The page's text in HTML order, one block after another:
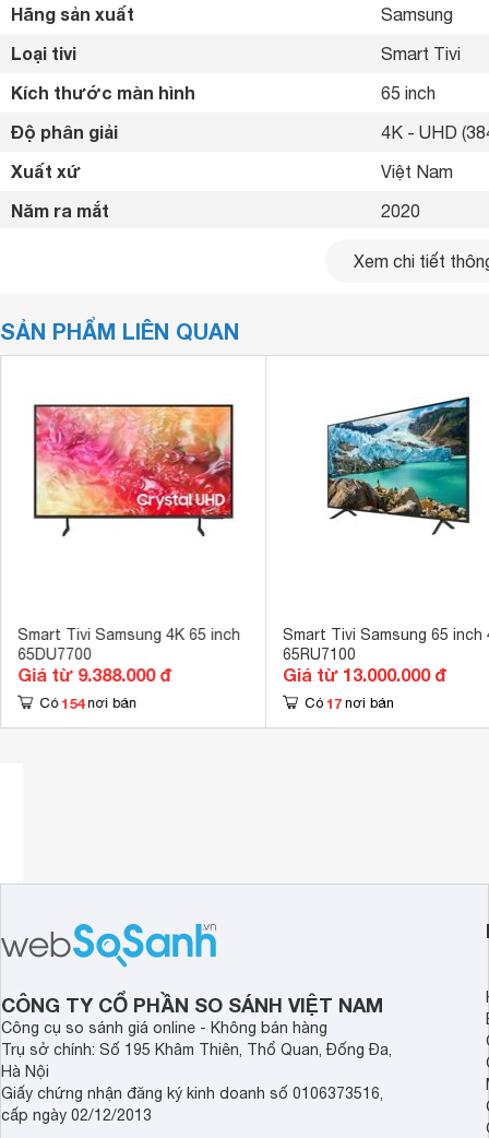
Hãng sản xuất Samsung
Loại tivi Smart Tivi
Kích thước màn hình 65 inch
Độ phân giải 4K - UHD
Xuất xứ Việt Nam
Năm ra mắt 2020
Có
Cổng HDMI
Cổng AV Cổng
Hệ điều hành, giao diện Tizen OS
Ứng dụng có sẵn YouTube,
Tích hợp đầu thu kỹ thuật số DVB-T2
Remote thông minh
Kết nối Bàn phím, chuột Có thể kết
Công nghệ hình ảnh HDR 10+,
Xem chi tiết
SẢN PHẨM LIÊN QUAN
Smart Tivi Samsung 4K 65 inch
65DU7700
Giá từ 9.388.000 đ
Có 154 nơi bán
Smart Tivi Samsung 65 inch
65RU7100
Giá từ 13.000.000 đ
Có 17 nơi bán
CÔNG TY CỔ PHẦN SO SÁNH VIỆT NAM
Công cụ so sánh giá online - Không bán hàng
Trụ sở chính: Số 195 Khâm Thiên, Thổ Quan, Đống Đa,
Hà Nội
Giấy chứng nhận đăng ký kinh doanh số 0106373516,
cấp ngày 02/12/2013